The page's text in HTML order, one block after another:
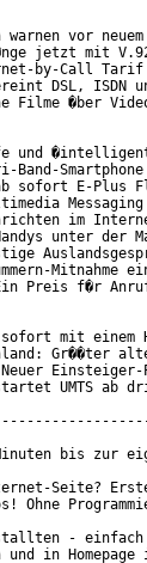
warnen vor
jetzt mit
by-Call
DSL, ISDN
Filme �ber
und
Band-
sofort E-Plus
im
unter der
Mitnahme
Preis f�r
mit einem
Gr��ter
UMTS ab
bis zur
Seite?
Ohne
-
in